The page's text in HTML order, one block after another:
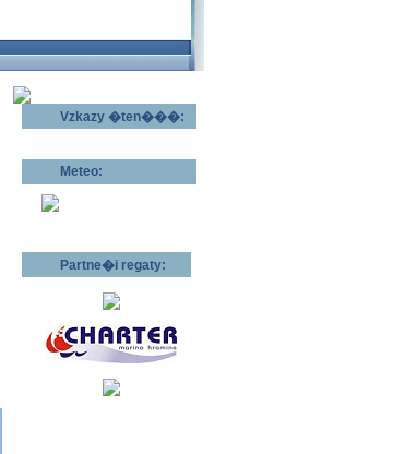
Vzkazy �ten���:
Meteo:
Partne�i regaty: